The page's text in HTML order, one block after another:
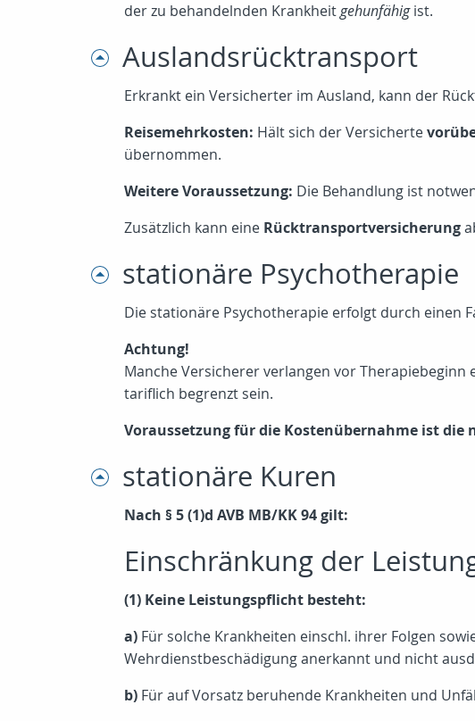
der zu behandelnden Krankheitgehunfähigist.
Auslandsrücktransport
Erkrankt ein Versicherter im Ausland, kann der
Reisemehrkosten: Hält sich der Versicherte
übernommen.
Weitere Voraussetzung: Die Behandlung ist
Zusätzlich kann eine Rücktransportversicherung
stationäre Psychotherapie
Die stationäre Psychotherapie erfolgt durch einen
Achtung!
Manche Versicherer verlangen vor
tariflich begrenzt sein.
Voraussetzung für die Kostenübernahme ist
stationäre Kuren
Nach § 5 (1)d AVB MB/KK 94 gilt:
Einschränkung der
(1) Keine Leistungspflicht besteht:
a) Für solche Krankheiten einschl. ihrer Folgen
Wehrdienstbeschädigung anerkannt und nicht
b) Für auf Vorsatz beruhende Krankheiten und